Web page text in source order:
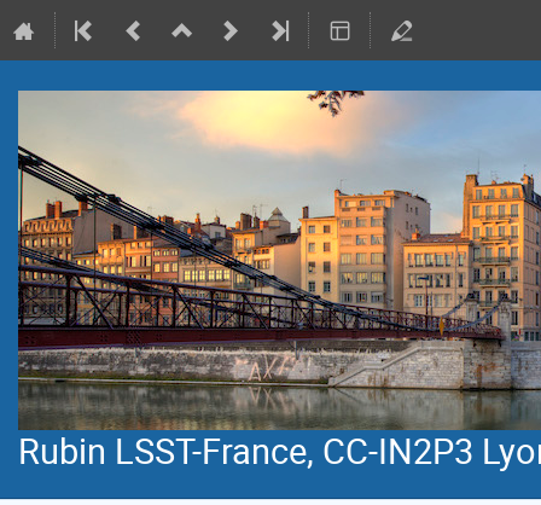
Rubin LSST-France, CC-IN2P3